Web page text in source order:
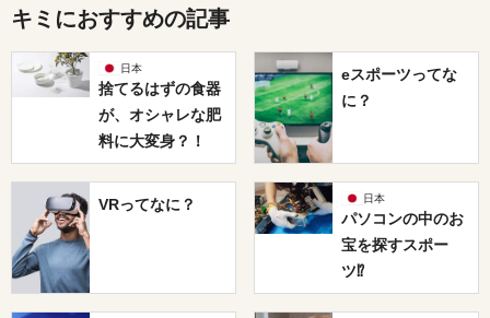
キミにおすすめの記事
日本
捨てるはずの食器
が、オシャレな肥
料に大変身？！
eスポーツってな
に？
VRってなに？ 日本
パソコンの中のお
宝を探すスポー
ツ⁉